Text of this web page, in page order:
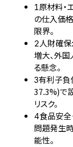
1原材料・
の仕入価
限界。
2人財確
増大、外
る懸念。
3有利子
37.3%)で
リスク。
4食品安全
問題発生時
能性。